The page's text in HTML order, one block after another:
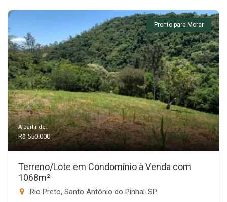
Pronto para Morar
A partir de:
R$ 550.000
Terreno/Lote em Condomínio à Venda com
1068m²
Rio Preto, Santo Antônio do Pinhal-SP